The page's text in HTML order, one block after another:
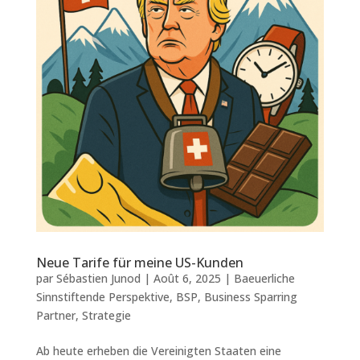
Neue Tarife für meine US-Kunden
par Sébastien Junod | Août 6, 2025 | Baeuerliche
Sinnstiftende Perspektive, BSP, Business Sparring
Partner, Strategie
Ab heute erheben die Vereinigten Staaten eine